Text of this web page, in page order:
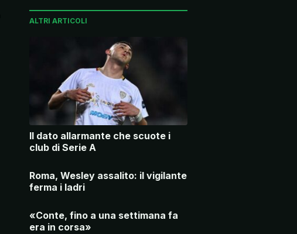
ALTRI ARTICOLI
Il dato allarmante che scuote i
club di Serie A
Roma, Wesley assalito: il vigilante
ferma i ladri
«Conte, fino a una settimana fa
era in corsa»